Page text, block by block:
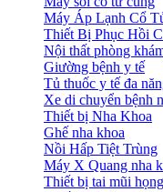
Máy Áp Lạnh Cổ
Thiết Bị Phục Hồi
Nội thất phòng
Giường bệnh y tế
Tủ thuốc y tế đa
Xe di chuyển bệnh
Thiết bị Nha Khoa
Ghế nha khoa
Nồi Hấp Tiệt Trùng
Máy X Quang nha
Thiết bị tai mũi họng